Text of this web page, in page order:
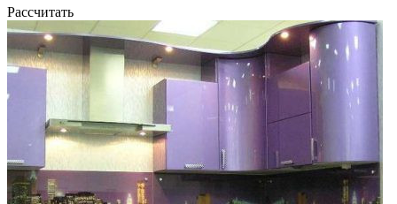
Рассчитать